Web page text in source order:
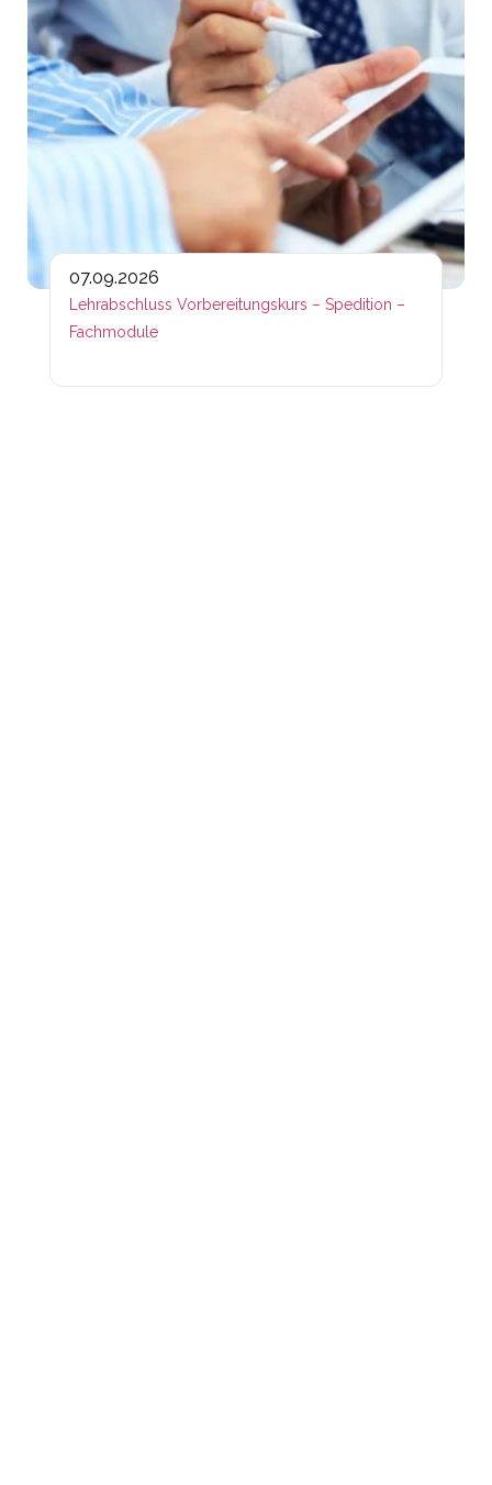
07.09.2026
Lehrabschluss Vorbereitungskurs – Spedition –
Fachmodule